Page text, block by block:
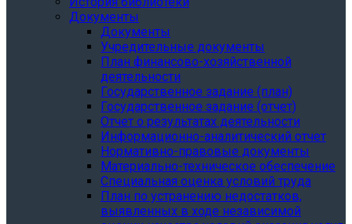
Документы
Документы
Учредительные документы
План финансово-хозяйственной
деятельности
Государственное задание (план)
Государственное задание (отчет)
Отчет о результатах деятельности
Информационно-аналитический отчет
Нормативно-правовые документы
Материально-техническое обеспечение
Специальная оценка условий труда
План по устранению недостатков,
выявленных в ходе независимой